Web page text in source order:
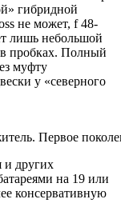
гибридной
не может, f 48-
лишь небольшой
в пробках. Полный
муфту
у «северного
Первое
и других
на 19 или
консервативную